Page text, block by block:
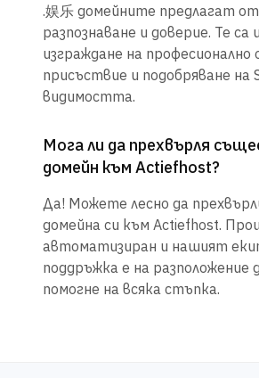
.娱乐 домейните предлагат
разпознаване и доверие. Те са
изграждане на професионално
присъствие и подобряване на
видимостта.
Мога ли да прехвърля
домейн към Actiefhost?
Да! Можете лесно да
домейна си към Actiefhost.
автоматизиран и нашият
поддръжка е на разположение
помогне на всяка стъпка.